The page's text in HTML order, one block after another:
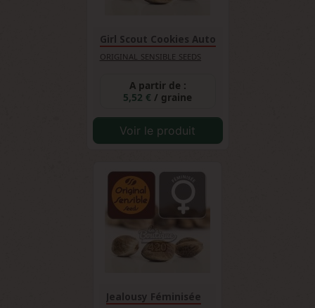
Girl Scout Cookies Auto
ORIGINAL SENSIBLE SEEDS
A partir de :
5,52 € / graine
Voir le produit
Jealousy Féminisée